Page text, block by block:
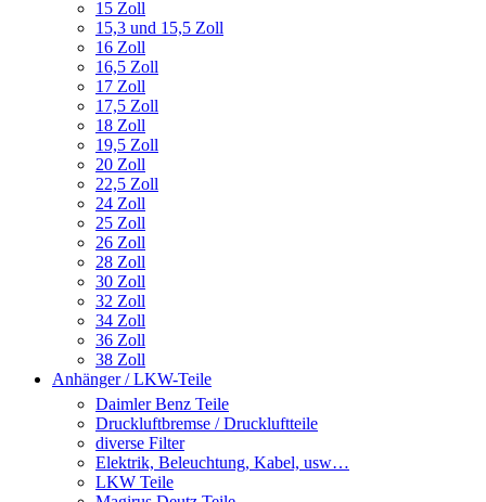
15 Zoll
15,3 und 15,5 Zoll
16 Zoll
16,5 Zoll
17 Zoll
17,5 Zoll
18 Zoll
19,5 Zoll
20 Zoll
22,5 Zoll
24 Zoll
25 Zoll
26 Zoll
28 Zoll
30 Zoll
32 Zoll
34 Zoll
36 Zoll
38 Zoll
Anhänger / LKW-Teile
Daimler Benz Teile
Druckluftbremse / Druckluftteile
diverse Filter
Elektrik, Beleuchtung, Kabel, usw…
LKW Teile